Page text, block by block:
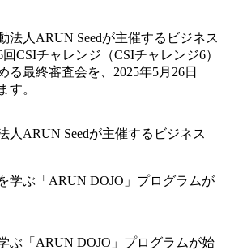
人ARUN Seedが主催するビジネス
ぶ「ARUN DOJO」プログラムが始